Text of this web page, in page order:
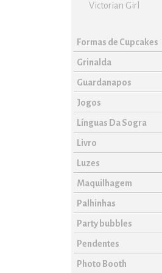
Victorian Girl
Formas de Cupcakes
Grinalda
Guardanapos
Jogos
Línguas Da Sogra
Livro
Luzes
Maquilhagem
Palhinhas
Party bubbles
Pendentes
Photo Booth